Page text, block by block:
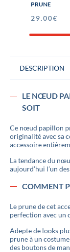
DESCRIPTION
LE NŒUD
SOIT
Ce nœud papillon
originalité avec sa
accessoire
La tendance du
aujourd’hui l’un
COMMENT
Le prune de cet
perfection avec un
Adepte de looks
prune à un
des boutons de
PRUNE
29.00€